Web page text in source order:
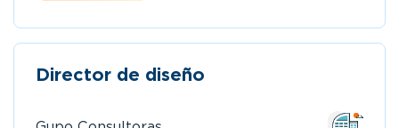
Director de diseño